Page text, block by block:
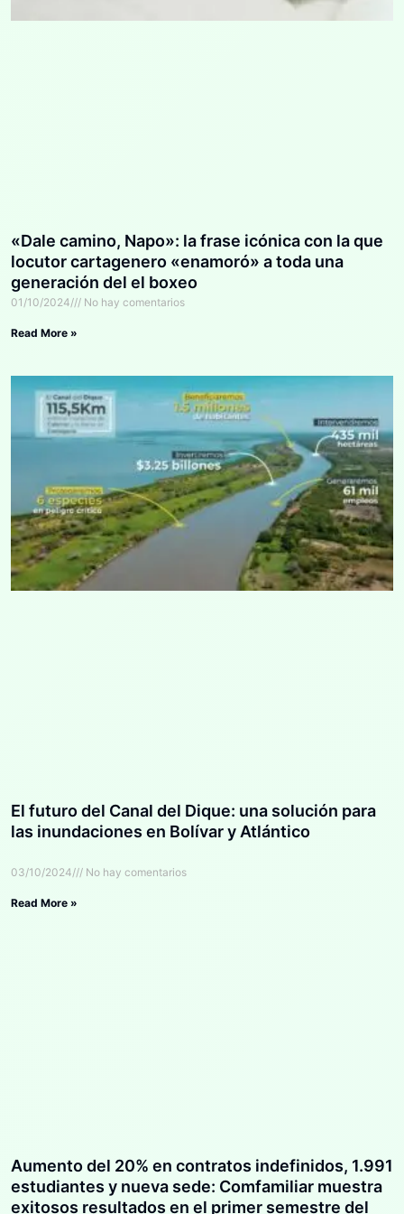
«Dale camino, Napo»: la frase icónica con la que
locutor cartagenero «enamoró» a toda una
generación del el boxeo
01/10/2024 No hay comentarios
Read More »
El futuro del Canal del Dique: una solución para
las inundaciones en Bolívar y Atlántico
03/10/2024 No hay comentarios
Read More »
Aumento del 20% en contratos indefinidos, 1.991
estudiantes y nueva sede: Comfamiliar muestra
exitosos resultados en el primer semestre del